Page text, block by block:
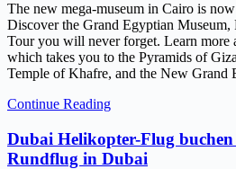
The new mega-museum in Cairo is
Discover the Grand Egyptian
Tour you will never forget. Learn more
which takes you to the Pyramids of
Temple of Khafre, and the New
Continue Reading
Dubai Helikopter-Flug
Rundflug in Dubai